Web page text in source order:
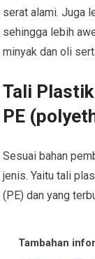
serat alami. Juga
sehingga lebih
minyak dan oli
Tali
PE
Sesuai bahan
jenis. Yaitu tali
(PE) dan yang
Tambahan